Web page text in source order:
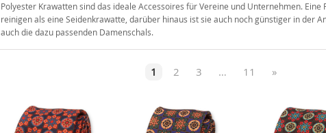
Unsere Kunden
Geschenkverpackungen
Doppelter Windsor
Manhattan Knoten
Ein
Polyester Krawatten sind das ideale Accessoires für Vereine und Unternehmen.
reinigen als eine Seidenkrawatte, darüber hinaus ist sie auch noch günstiger in der
auch die dazu passenden Damenschals.
1 2 3 … 11 »